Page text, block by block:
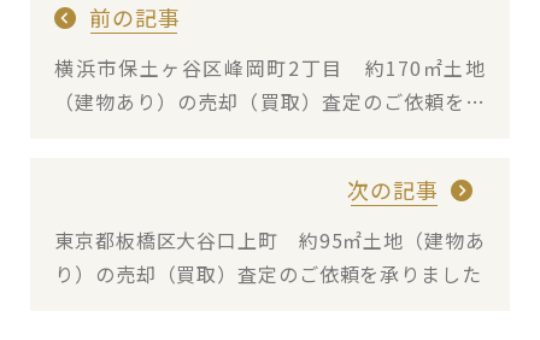
前の記事
横浜市保土ヶ谷区峰岡町2丁目 約170㎡土地
（建物あり）の売却（買取）査定のご依頼を承
次の記事
東京都板橋区大谷口上町 約95㎡土地（建物あ
り）の売却（買取）査定のご依頼を承りました